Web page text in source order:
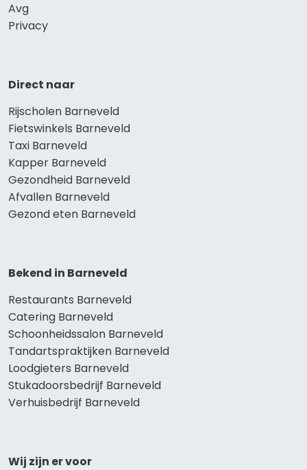
Avg
Privacy
Direct naar
Rijscholen Barneveld
Fietswinkels Barneveld
Taxi Barneveld
Kapper Barneveld
Gezondheid Barneveld
Afvallen Barneveld
Gezond eten Barneveld
Bekend in Barneveld
Restaurants Barneveld
Catering Barneveld
Schoonheidssalon Barneveld
Tandartspraktijken Barneveld
Loodgieters Barneveld
Stukadoorsbedrijf Barneveld
Verhuisbedrijf Barneveld
Wij zijn er voor